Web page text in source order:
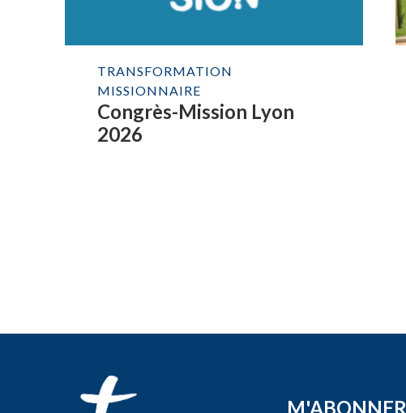
TRANSFORMATION
MISSIONNAIRE
Congrès-Mission Lyon
2026
M'ABONNER